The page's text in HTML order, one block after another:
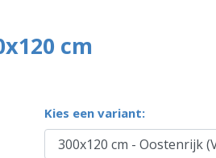
cm
Kies een variant: